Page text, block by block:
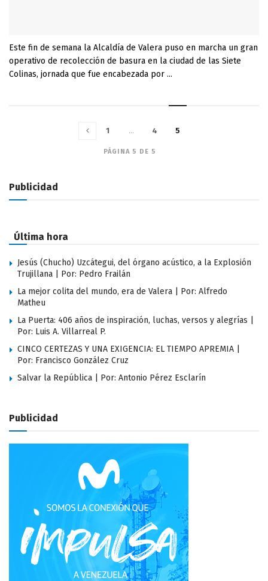
Este fin de semana la Alcaldía de Valera puso en marcha un gran
operativo de recolección de basura en la ciudad de las Siete
Colinas, jornada que fue encabezada por ...
PÁGINA 5 DE 5
1 … 4 5
Publicidad
Última hora
Jesús (Chucho) Uzcátegui, del órgano acústico, a la Explosión
Trujillana | Por: Pedro Frailán
La mejor colita del mundo, era de Valera | Por: Alfredo
Matheu
La Puerta: 406 años de inspiración, luchas, versos y alegrías |
Por: Luis A. Villarreal P.
CINCO CERTEZAS Y UNA EXIGENCIA: EL TIEMPO APREMIA |
Por: Francisco González Cruz
Salvar la República | Por: Antonio Pérez Esclarín
Publicidad